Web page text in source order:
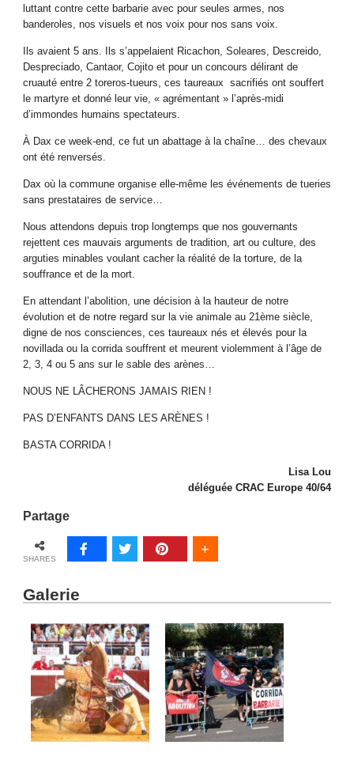
luttant contre cette barbarie avec pour seules armes, nos
banderoles, nos visuels et nos voix pour nos sans voix.
Ils avaient 5 ans. Ils s’appelaient Ricachon, Soleares, Descreido,
Despreciado, Cantaor, Cojito et pour un concours délirant de
cruauté entre 2 toreros-tueurs, ces taureaux sacrifiés ont souffert
le martyre et donné leur vie, « agrémentant » l’après-midi
d’immondes humains spectateurs.
À Dax ce week-end, ce fut un abattage à la chaîne… des chevaux
ont été renversés.
Dax où la commune organise elle-même les événements de tueries
sans prestataires de service…
Nous attendons depuis trop longtemps que nos gouvernants
rejettent ces mauvais arguments de tradition, art ou culture, des
arguties minables voulant cacher la réalité de la torture, de la
souffrance et de la mort.
En attendant l’abolition, une décision à la hauteur de notre
évolution et de notre regard sur la vie animale au 21ème siècle,
digne de nos consciences, ces taureaux nés et élevés pour la
novillada ou la corrida souffrent et meurent violemment à l’âge de
2, 3, 4 ou 5 ans sur le sable des arènes…
NOUS NE LÂCHERONS JAMAIS RIEN !
PAS D’ENFANTS DANS LES ARÈNES !
BASTA CORRIDA !
Lisa Lou
déléguée CRAC Europe 40/64
Partage
SHARES
Galerie